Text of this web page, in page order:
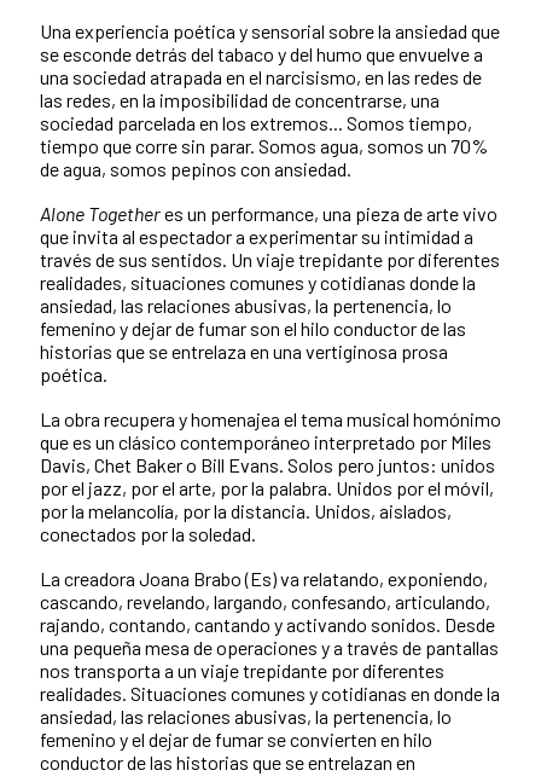
Una experiencia poética y sensorial sobre la ansiedad que
se esconde detrás del tabaco y del humo que envuelve a
una sociedad atrapada en el narcisismo, en las redes de
las redes, en la imposibilidad de concentrarse, una
sociedad parcelada en los extremos... Somos tiempo,
tiempo que corre sin parar. Somos agua, somos un 70%
de agua, somos pepinos con ansiedad.
Alone Togetheres un performance, una pieza de arte vivo
que invita al espectador a experimentar su intimidad a
través de sus sentidos. Un viaje trepidante por diferentes
realidades, situaciones comunes y cotidianas donde la
ansiedad, las relaciones abusivas, la pertenencia, lo
femenino y dejar de fumar son el hilo conductor de las
historias que se entrelaza en una vertiginosa prosa
poética.
La obra recupera y homenajea el tema musical homónimo
que es un clásico contemporáneo interpretado por Miles
Davis, Chet Baker o Bill Evans. Solos pero juntos: unidos
por el jazz, por el arte, por la palabra. Unidos por el móvil,
por la melancolía, por la distancia. Unidos, aislados,
conectados por la soledad.
La creadora Joana Brabo (Es) va relatando, exponiendo,
cascando, revelando, largando, confesando, articulando,
rajando, contando, cantando y activando sonidos. Desde
una pequeña mesa de operaciones y a través de pantallas
nos transporta a un viaje trepidante por diferentes
realidades. Situaciones comunes y cotidianas en donde la
ansiedad, las relaciones abusivas, la pertenencia, lo
femenino y el dejar de fumar se convierten en hilo
conductor de las historias que se entrelazan en